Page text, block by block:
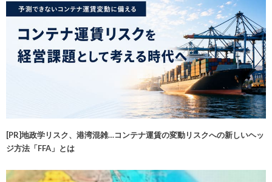
[PR]地政学リスク、港湾混雑…コンテナ運賃の変動リスクへの新しいヘッ
ジ方法「FFA」とは